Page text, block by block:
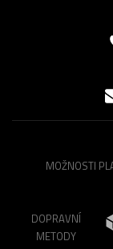
MOŽNOSTI
DOPRAVNÍ
METODY